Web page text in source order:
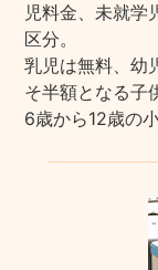
児料金、未就学
区分。
乳児は無料、幼
そ半額となる子
6歳から12歳の